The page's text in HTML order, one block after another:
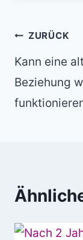
ZURÜCK
Kann eine
Beziehung